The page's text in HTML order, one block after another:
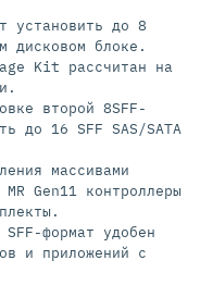
установить до 8
дисковом блоке.
Kit рассчитан на
второй 8SFF-
до 16 SFF SAS/SATA
массивами
Gen11 контроллеры
формат удобен
и приложений с